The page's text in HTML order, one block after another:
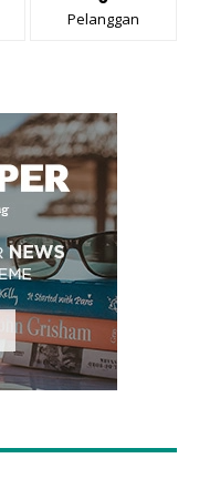
Pelanggan